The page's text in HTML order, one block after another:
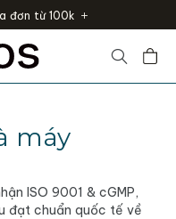
đơn từ 100k
máy
ISO 9001 & cGMP,
đạt chuẩn quốc tế về